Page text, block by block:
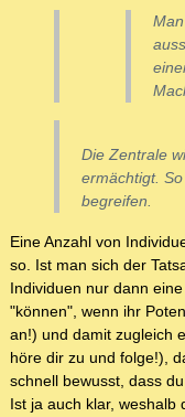
Die Zentrale
ermächtigt.
begreifen.
Eine Anzahl von
so. Ist man sich der
Individuen nur dann
"können", wenn ihr
an!) und damit zugleich
höre dir zu und folge!),
schnell bewusst, dass
Ist ja auch klar, weshalb